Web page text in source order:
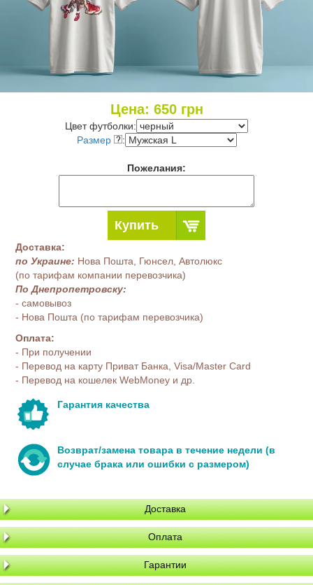
Цена: 650грн
Цвет футболки:
Размер
:
Пожелания:
Купить
Доставка:
по Украине: Нова Пошта, Гюнсел, Автолюкс
(по тарифам компании перевозчика)
По Днепропетровску:
- самовывоз
- Нова Пошта (по тарифам перевозчика)
Оплата:
- При получении
- Перевод на карту Приват Банка, Visa/Master Card
- Перевод на кошелек WebMoney и др.
Гарантия качества
Возврат/замена товара в течение недели (в
случае брака или ошибки с размером)
Доставка
Оплата
Гарантии